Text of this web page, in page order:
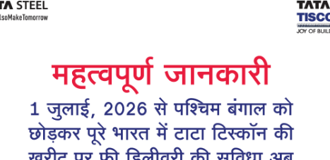
07.07.25|टीएमटी सरिया